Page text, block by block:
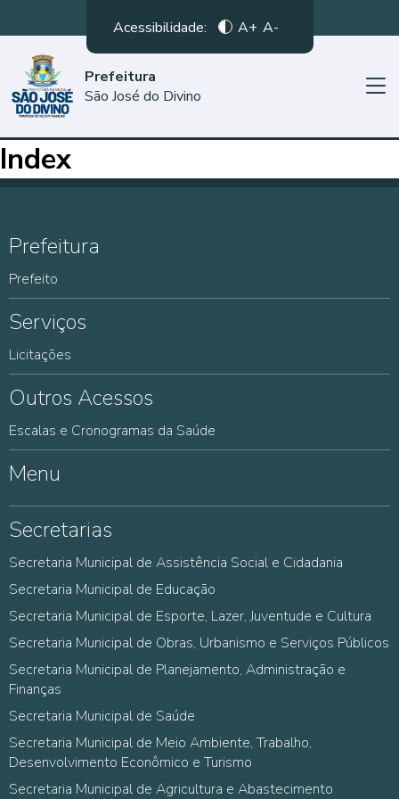
Acessibilidade: A+ A-
Prefeitura
São José do Divino
Index
Prefeitura
Prefeito
Serviços
Licitações
Outros Acessos
Escalas e Cronogramas da Saúde
Menu
Secretarias
Secretaria Municipal de Assistência Social e Cidadania
Secretaria Municipal de Educação
Secretaria Municipal de Esporte, Lazer, Juventude e Cultura
Secretaria Municipal de Obras, Urbanismo e Serviços Públicos
Secretaria Municipal de Planejamento, Administração e
Finanças
Secretaria Municipal de Saúde
Secretaria Municipal de Meio Ambiente, Trabalho,
Desenvolvimento Econômico e Turismo
Secretaria Municipal de Agricultura e Abastecimento